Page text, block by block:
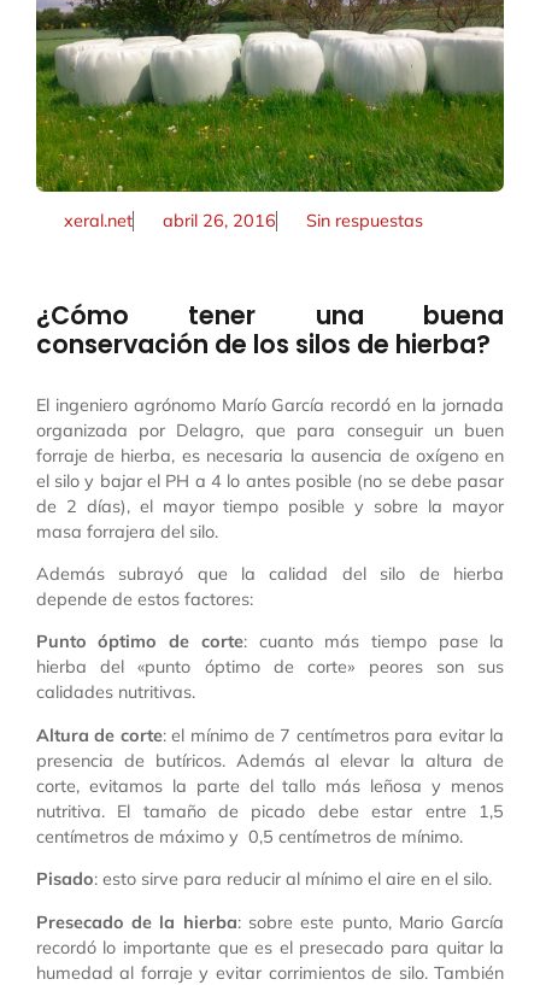
xeral.net abril 26, 2016 Sin respuestas
¿Cómo tener una buena
conservación de los silos de hierba?
El ingeniero agrónomo Marío García recordó en la jornada
organizada por Delagro, que para conseguir un buen
forraje de hierba, es necesaria la ausencia de oxígeno en
el silo y bajar el PH a 4 lo antes posible (no se debe pasar
de 2 días), el mayor tiempo posible y sobre la mayor
masa forrajera del silo.
Además subrayó que la calidad del silo de hierba
depende de estos factores:
Punto óptimo de corte: cuanto más tiempo pase la
hierba del «punto óptimo de corte» peores son sus
calidades nutritivas.
Altura de corte: el mínimo de 7 centímetros para evitar la
presencia de butíricos. Además al elevar la altura de
corte, evitamos la parte del tallo más leñosa y menos
nutritiva. El tamaño de picado debe estar entre 1,5
centímetros de máximo y 0,5 centímetros de mínimo.
Pisado: esto sirve para reducir al mínimo el aire en el silo.
Presecado de la hierba: sobre este punto, Mario García
recordó lo importante que es el presecado para quitar la
humedad al forraje y evitar corrimientos de silo. También